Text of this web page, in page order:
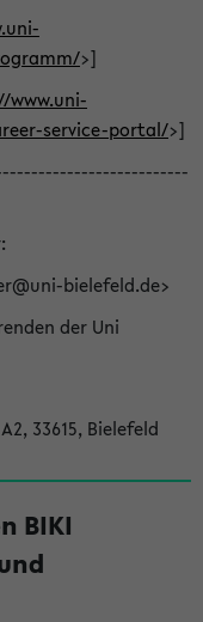
>]
www.uni-
service-portal/>]
bielefeld.de>
der Uni
33615, Bielefeld
BIKI